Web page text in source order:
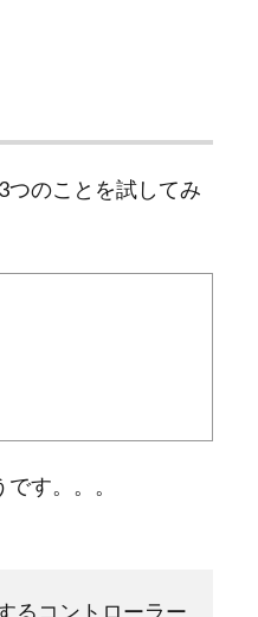
つのことを試してみ
す。。。
るコントローラー